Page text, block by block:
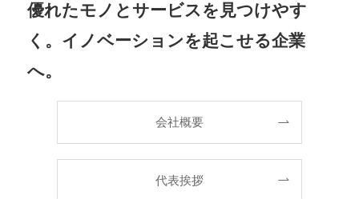
優れたモノとサービスを見つけやす
く。イノベーションを起こせる企業
へ。
会社概要
代表挨拶